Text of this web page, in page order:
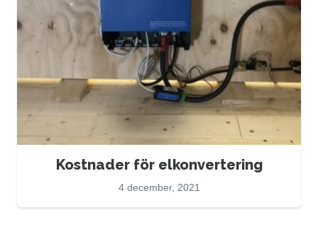
Kostnader för elkonvertering
4 december, 2021